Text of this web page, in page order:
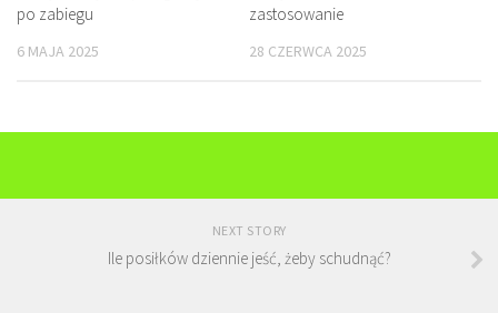
po zabiegu
6 MAJA 2025
zastosowanie
28 CZERWCA 2025
NEXT STORY
Ile posiłków dziennie jeść, żeby schudnąć?